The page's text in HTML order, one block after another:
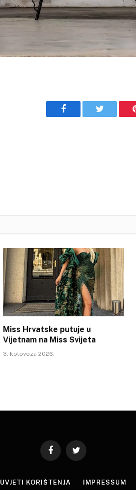
Facebook Twitter
Miss Hrvatske putuje u
Vijetnam na Miss Svijeta
3. kolovoza 2026.
FacebookTwitter
UVJETI KORIŠTENJA IMPRESSUM